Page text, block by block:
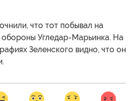
что тот побывал на
Угледар-Марьинка. На
Зеленского видно, что он